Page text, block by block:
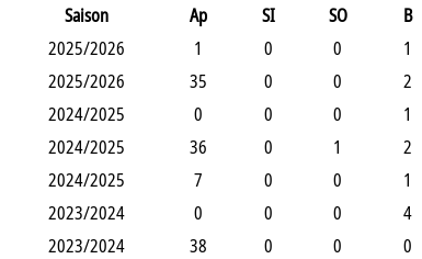
Saison Ap SI SO B
2025/2026 1 0 0 1
2025/2026 35 0 0 2
2024/2025 0 0 0 1
2024/2025 36 0 1 2
2024/2025 7 0 0 1
2023/2024 0 0 0 4
2023/2024 38 0 0 0